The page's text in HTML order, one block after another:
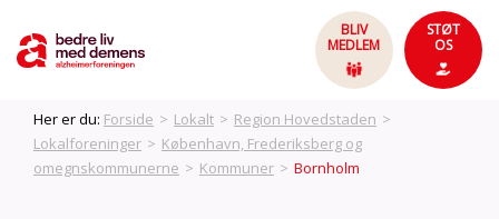
BLIV
MEDLEM
STØT
OS
Her er du: Forside > Lokalt > Region Hovedstaden >
Lokalforeninger > København, Frederiksberg og
omegnskommunerne > Kommuner > Bornholm